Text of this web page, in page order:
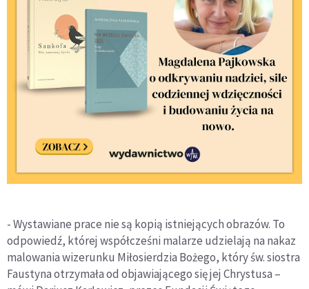
- Wystawiane prace nie są kopią istniejących obrazów. To
odpowiedź, której współcześni malarze udzielają na nakaz
malowania wizerunku Miłosierdzia Bożego, który św. siostra
Faustyna otrzymała od objawiającego się jej Chrystusa –